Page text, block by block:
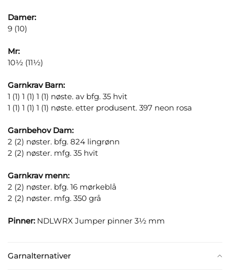
Garnalternativer
Damer:
9 (10)
Mr:
10½ (11½)
Garnkrav Barn:
1 (1) 1 (1) 1 (1) nøste. av bfg. 35 hvit
1 (1) 1 (1) 1 (1) nøste. etter produsent. 397 neon rosa
Garnbehov Dam:
2 (2) nøster. bfg. 824 lingrønn
2 (2) nøster. mfg. 35 hvit
Garnkrav menn:
2 (2) nøster. bfg. 16 mørkeblå
2 (2) nøster. mfg. 350 grå
Pinner:NDLWRX Jumper pinner 3½ mm